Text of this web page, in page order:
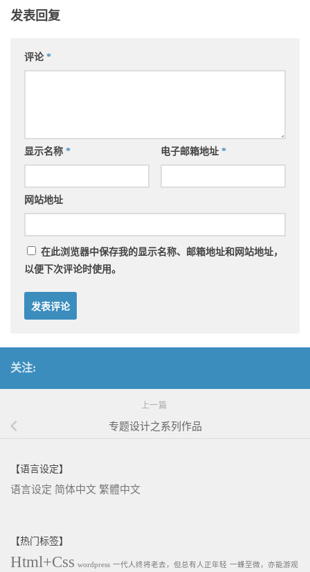
发表回复
评论 *
显示名称 * 电子邮箱地址 *
网站地址
在此浏览器中保存我的显示名称、邮箱地址和网站地址，
以便下次评论时使用。
关注:
上一篇
专题设计之系列作品
【语言设定】
语言设定 简体中文 繁體中文
【热门标签】
Html+Css wordpress 一代人终将老去，但总有人正年轻 一蜂至微，亦能游观